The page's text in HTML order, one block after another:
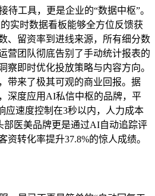
待工具，更是企业的“数据中枢”。
实时数据看板能够全方位反馈获
、留资率到进线来源，所有细分数
营团队彻底告别了手动统计报表的
察即时优化投放策略与内容方向。
带来了极其可观的商业回报。据
深度应用AI私信中枢的品牌，平
应速度控制在3秒以内，人力成本
部医美品牌更是通过AI自动追踪评
资转化率提升37.8%的惊人成绩。